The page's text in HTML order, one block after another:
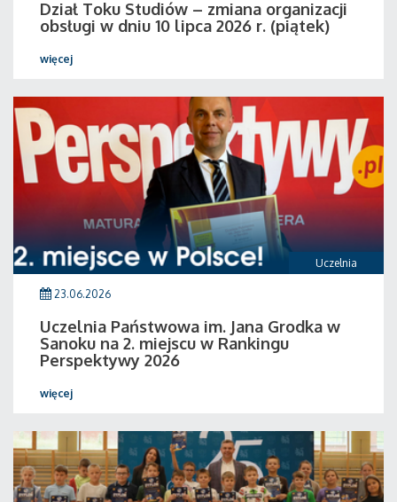
Dział Toku Studiów – zmiana organizacji
obsługi w dniu 10 lipca 2026 r. (piątek)
więcej
Uczelnia
23.06.2026
Uczelnia Państwowa im. Jana Grodka w
Sanoku na 2. miejscu w Rankingu
Perspektywy 2026
więcej